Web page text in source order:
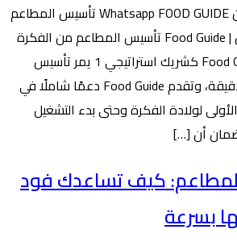
المدونة تحدث معنا الان Whatsapp FOOD GUIDE تأسيس المطاعم
من الفكرة إلى التشغيل | Food Guide تأسيس المطاعم من الفكرة
إلى التشغيل ودور Food Guide كشريك استراتيجي 1 يمر تأسيس
المطاعم بعدة مراحل دقيقة، وتقدم Food Guide دعمًا شاملًا في
لولادة الفكرة وحتى بدء التشغيل
أن […]
كيف تساعدك فود
بسرعة